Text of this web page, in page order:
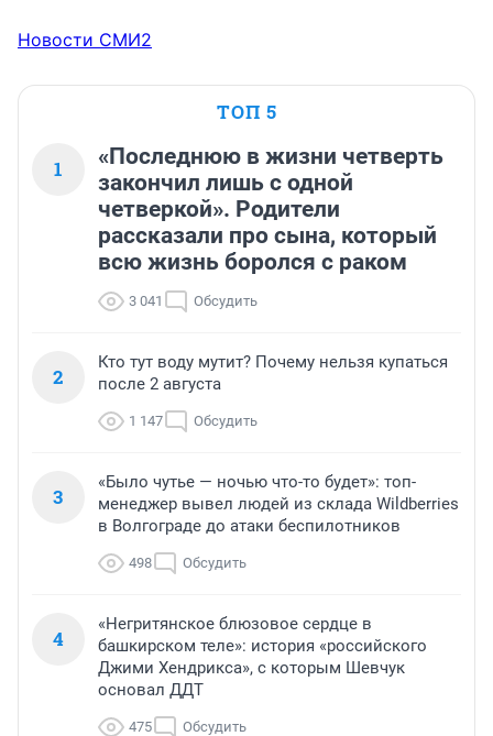
Новости СМИ2
ТОП 5
1
«Последнюю в жизни четверть
закончил лишь с одной
четверкой». Родители
рассказали про сына, который
всю жизнь боролся с раком
3 041 Обсудить
2
Кто тут воду мутит? Почему нельзя купаться
после 2 августа
1 147 Обсудить
3
«Было чутье — ночью что-то будет»: топ-
менеджер вывел людей из склада Wildberries
в Волгограде до атаки беспилотников
498 Обсудить
4
«Негритянское блюзовое сердце в
башкирском теле»: история «российского
Джими Хендрикса», с которым Шевчук
основал ДДТ
475 Обсудить